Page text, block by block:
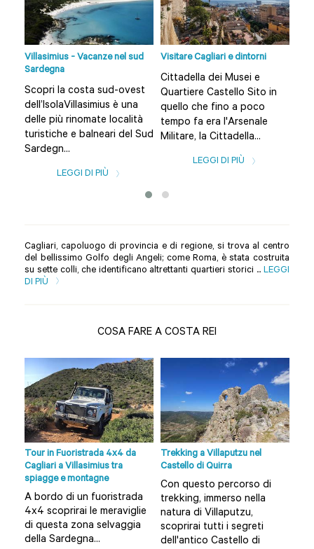
Villasimius - Vacanze nel sud
Sardegna
Scopri la costa sud-ovest
dell’IsolaVillasimius è una
delle più rinomate località
turistiche e balneari del Sud
Sardegn...
LEGGI DI PIÙ
Visitare Cagliari e dintorni
Cittadella dei Musei e
Quartiere Castello Sito in
quello che fino a poco
tempo fa era l'Arsenale
Militare, la Cittadella...
LEGGI DI PIÙ
Cagliari, capoluogo di provincia e di regione, si trova al centro
del bellissimo Golfo degli Angeli; come Roma, è stata costruita
su sette colli, che identificano altrettanti quartieri storici ... LEGGI
DI PIÙ
COSA FARE A COSTA REI
Tour in Fuoristrada 4x4 da
Cagliari a Villasimius tra
spiagge e montagne
A bordo di un fuoristrada
4x4 scoprirai le meraviglie
di questa zona selvaggia
della Sardegna...
Trekking a Villaputzu nel
Castello di Quirra
Con questo percorso di
trekking, immerso nella
natura di Villaputzu,
scoprirai tutti i segreti
dell'antico Castello di